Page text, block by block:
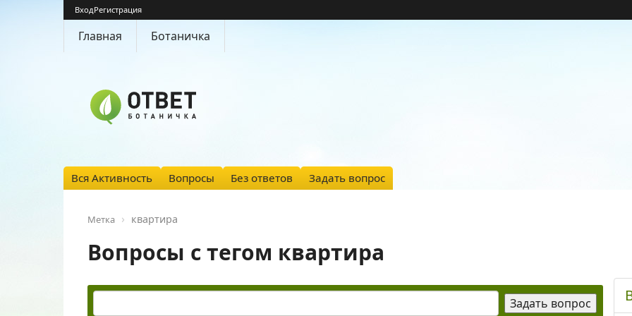
ВходРегистрация
Главная Ботаничка
Вся Активность Вопросы Без ответов Задать вопрос
Метка квартира
Вопросы с тегом квартира